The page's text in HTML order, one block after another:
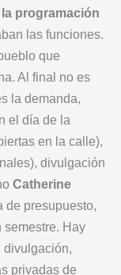
programación
las funciones.
que
Al final no es
la demanda,
el día de la
en la calle),
divulgación
Catherine
de presupuesto,
semestre. Hay
divulgación,
privadas de